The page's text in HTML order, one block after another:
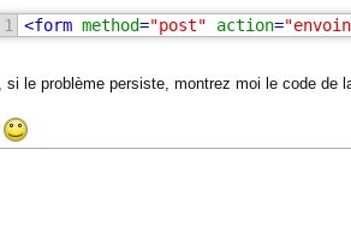
1 <form method="post" action=
si le problème persiste, montrez moi le code de